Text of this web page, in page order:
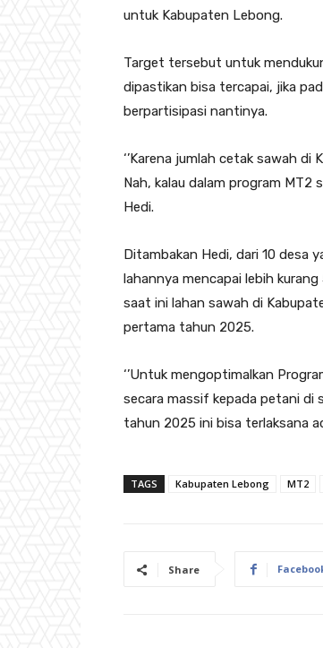
untuk Kabupaten Lebong.
Target tersebut untuk
dipastikan bisa tercapai, jika
berpartisipasi nantinya.
‘’Karena jumlah cetak sawah
Nah, kalau dalam program MT2
Hedi.
Ditambakan Hedi, dari 10 desa
lahannya mencapai lebih
saat ini lahan sawah di
pertama tahun 2025.
‘’Untuk mengoptimalkan
secara massif kepada petani di
tahun 2025 ini bisa terlaksana
TAGS Kabupaten Lebong MT2
Share